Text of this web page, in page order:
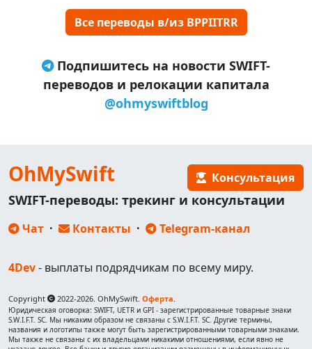
Все переводы в/из BPPIITRR
Подпишитесь на новости SWIFT-
переводов и релокации капитала
@ohmyswiftblog
OhMySwift Консультация
SWIFT-переводы: трекинг и консультации
Чат · Контакты · Telegram-канал
4Dev- выплаты подрядчикам по всему миру.
Copyright 2022-2026. OhMySwift. Оферта.
Юридическая оговорка: SWIFT, UETR и GPI - зарегистрированные товарные знаки
S.W.I.F.T. SC. Мы никаким образом не связаны с S.W.I.F.T. SC. Другие термины,
названия и логотипы также могут быть зарегистрированными товарными знаками.
Мы также не связаны с их владельцами никакими отношениями, если явно не